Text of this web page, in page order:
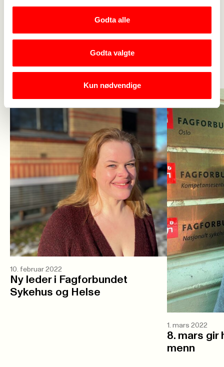
Godta alle
Godta valgte
Kun nødvendige
10. februar 2022
Ny leder i Fagforbundet
Sykehus og Helse
1. mars 2022
8. mars gir
menn